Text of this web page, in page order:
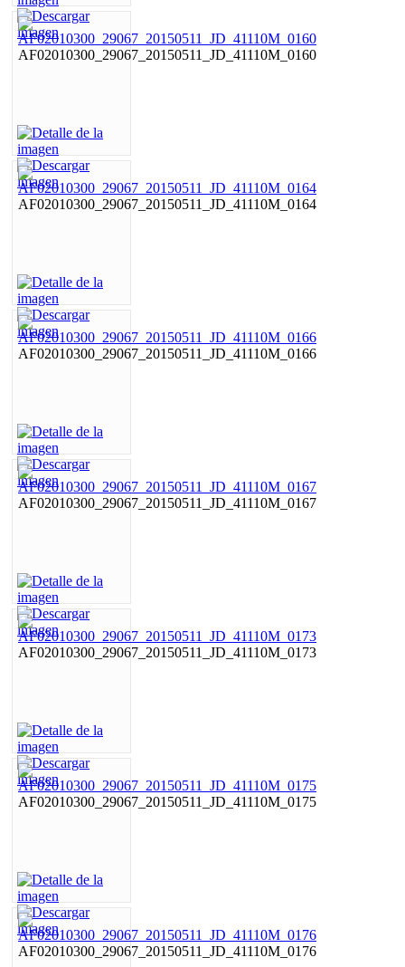
AF02010300_29067_20150511_JD_41110M_0160
AF02010300_29067_20150511_JD_41110M_0164
AF02010300_29067_20150511_JD_41110M_0166
AF02010300_29067_20150511_JD_41110M_0167
AF02010300_29067_20150511_JD_41110M_0173
AF02010300_29067_20150511_JD_41110M_0175
AF02010300_29067_20150511_JD_41110M_0176